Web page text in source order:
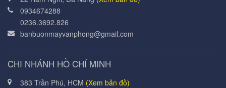
0934674288
0236.3692.826
banbuonmayvanphong@gmail.com
CHI NHÁNH HỒ CHÍ MINH
383 Trần Phú, HCM (Xem bản đồ)